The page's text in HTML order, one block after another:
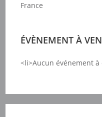
France
ÉVÈNEMENT À
<li>Aucun événement